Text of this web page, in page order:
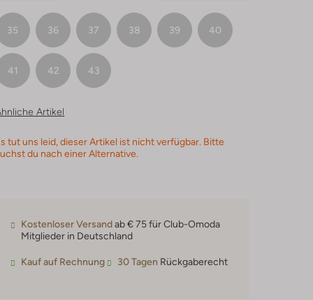
35 36 37 38 39 40
41 42 43
Artikel
tut uns leid, dieser Artikel ist nicht verfügbar. Bitte
du nach einer Alternative.
Kostenloser Versandab € 75 für Club-Omoda
Mitglieder in Deutschland
Kauf auf Rechnung 30 Tagen Rückgaberecht